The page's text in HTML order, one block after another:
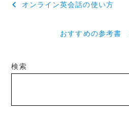
ゲ
オンライン英会話の使い方
おすすめの参考
検索